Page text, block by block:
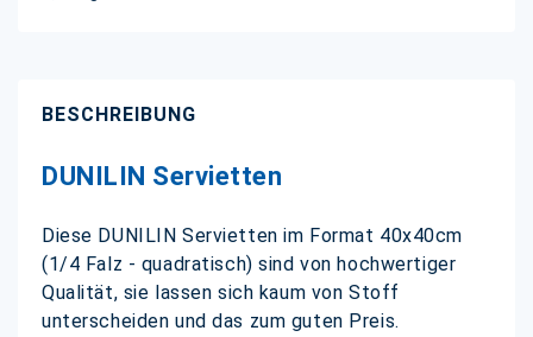
BESCHREIBUNG
DUNILIN Servietten
Diese DUNILIN Servietten im Format 40x40cm
(1/4 Falz - quadratisch) sind von hochwertiger
Qualität, sie lassen sich kaum von Stoff
unterscheiden und das zum guten Preis.